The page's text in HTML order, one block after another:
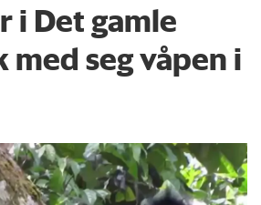
i Det gamle
med seg våpen i